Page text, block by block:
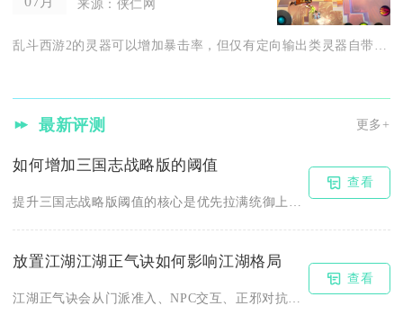
来源：侠仁网
最新评测 更多+
如何增加三国志战略版的阈值
查看
放置江湖江湖正气诀如何影响江湖格局
查看